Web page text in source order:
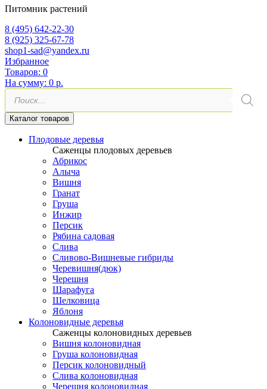
Питомник растений
8 (495) 642-22-30
8 (925) 325-67-78
shop1-sad@yandex.ru
Избранное
Товаров: 0
На сумму: 0 р.
Поиск
товаров
Каталог товаров
Плодовые деревья
Саженцы плодовых деревьев
Абрикос
Алыча
Вишня
Гранат
Груша
Инжир
Персик
Рябина садовая
Слива
Сливово-Вишневые гибриды
Черевишня(дюк)
Черешня
Шарафуга
Шелковица
Яблоня
Колоновидные деревья
Саженцы колоновидных деревьев
Вишня колоновидная
Груша колоновидная
Персик колоновидный
Слива колоновидная
Черешня колоновидная